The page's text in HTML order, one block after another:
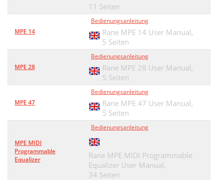
11 Seiten
MPE 14
Bedienungsanleitung
Rane MPE 14 User Manual,
5 Seiten
MPE 28
Bedienungsanleitung
Rane MPE 28 User Manual,
5 Seiten
MPE 47
Bedienungsanleitung
Rane MPE 47 User Manual,
5 Seiten
MPE MIDI
Programmable
Equalizer
Bedienungsanleitung
Rane MPE MIDI Programmable
Equalizer User Manual,
34 Seiten